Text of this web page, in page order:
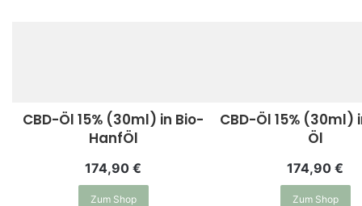
CBD-Öl 15% (30ml) in Bio-
HanfÖl
174,90 €
Zum Shop
CBD-Öl 15% (30ml)
Öl
174,90 €
Zum Shop